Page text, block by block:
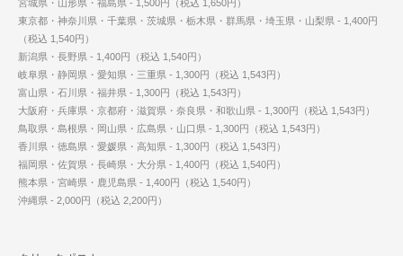
宮城県・山形県・福島県 - 1,500円（税込 1,650円）
東京都・神奈川県・千葉県・茨城県・栃木県・群馬県・埼玉県・山梨県 - 1,400円
（税込 1,540円）
新潟県・長野県 - 1,400円（税込 1,540円）
岐阜県・静岡県・愛知県・三重県 - 1,300円（税込 1,543円）
富山県・石川県・福井県 - 1,300円（税込 1,543円）
大阪府・兵庫県・京都府・滋賀県・奈良県・和歌山県 - 1,300円（税込 1,543円）
鳥取県・島根県・岡山県・広島県・山口県 - 1,300円（税込 1,543円）
香川県・徳島県・愛媛県・高知県 - 1,300円（税込 1,543円）
福岡県・佐賀県・長崎県・大分県 - 1,400円（税込 1,540円）
熊本県・宮崎県・鹿児島県 - 1,400円（税込 1,540円）
沖縄県 - 2,000円（税込 2,200円）